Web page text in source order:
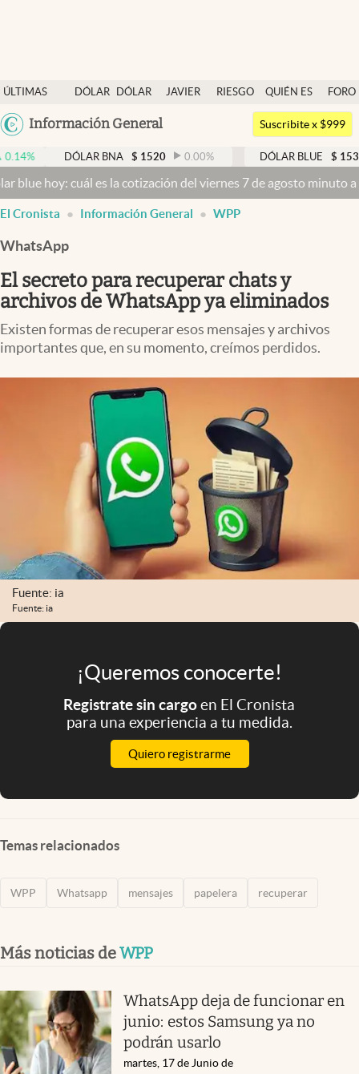
ÚLTIMAS
NOTICIAS
DÓLAR
DÓLAR
JAVIER
RIESGO
QUIÉN ES
QUIÉN
FORO
Argentina
México
Información General
Dólar
Members
Economía y Política
Finanzas y Mercados
Mercados Online
Negocios
Columnistas
Otras secciones
Apertura
Eventos Corporativos
Mediakit
abre en nueva pestaña
Argentina
Suscribite x $999
DÓLAR BNA $ 1520 0.00% DÓLAR BLUE $ 1530 -0.65
es la cotización del viernes 7 de agosto minuto a minuto
El Cronista Información General WPP
WhatsApp
El secreto para recuperar chats y
archivos de WhatsApp ya eliminados
Existen formas de recuperar esos mensajes y archivos
importantes que, en su momento, creímos perdidos.
Fuente: ia
Fuente: ia
¡Queremos conocerte!
Registrate sin cargoen El Cronista
para una experiencia a tu medida.
Quiero registrarme
Temas relacionados
WPP Whatsapp mensajes papelera recuperar
Más noticias deWPP
WhatsApp deja de funcionar en
junio: estos Samsung ya no
podrán usarlo
martes, 17 de Junio de